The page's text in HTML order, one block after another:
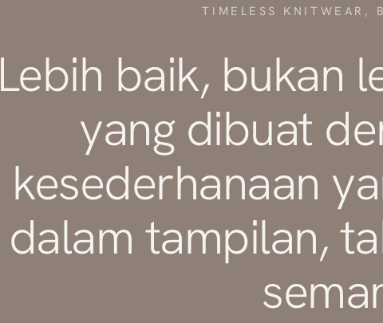
TIMELESS KNITWEAR,
Lebih baik, bukan
yang dibuat
kesederhanaan
dalam tampilan,